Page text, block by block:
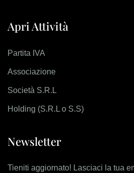
Apri Attività
Partita IVA
Associazione
Società S.R.L
Holding (S.R.L o S.S)
Newsletter
Tieniti aggiornato! Lasciaci la tua